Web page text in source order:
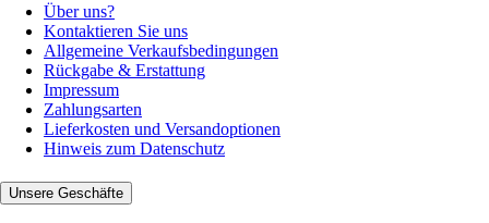
Über uns?
Kontaktieren Sie uns
Allgemeine Verkaufsbedingungen
Rückgabe & Erstattung
Impressum
Zahlungsarten
Lieferkosten und Versandoptionen
Hinweis zum Datenschutz
Unsere Geschäfte